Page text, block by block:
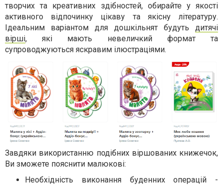
творчих та креативних здібностей, обирайте у якості
активного відпочинку цікаву та якісну літературу.
Ідеальним варіантом для дошкільнят будуть дитячі
вірші, які мають невеличкий формат та
супроводжуються яскравим ілюстраціями.
Завдяки використанню подібних віршованих книжечок,
Ви зможете пояснити малюкові:
Необхідність виконання буденних операцій -